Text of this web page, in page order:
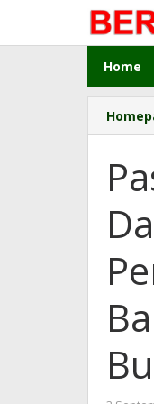
konten
Home